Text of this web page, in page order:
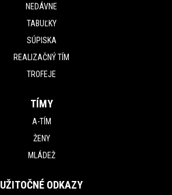
NEDÁVNE
TABUĽKY
SÚPISKA
REALIZAČNÝ TÍM
TROFEJE
TÍMY
A-TÍM
ŽENY
MLÁDEŽ
UŽITOČNÉ ODKAZY